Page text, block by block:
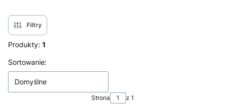
Filtry
Produkty: 1
Lista produktów
Sortowanie:
Domyślne
Strona z 1